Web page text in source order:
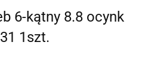
Zgody cookies
6-kątny 8.8 ocynk
1szt.